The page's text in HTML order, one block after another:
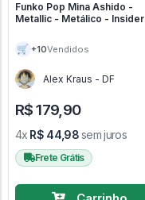
Funko Pop Mina Ashido -
Metallic - Metálico - Insider
#790
🛒 +10Vendidos
Alex Kraus - DF
R$ 179,90
4x R$ 44,98sem juros
Frete Grátis